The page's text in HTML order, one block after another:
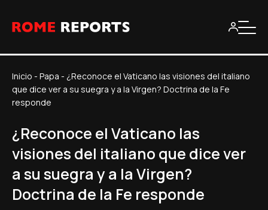
Inicio - Papa - ¿Reconoce el Vaticano las visiones del italiano
que dice ver a su suegra y a la Virgen? Doctrina de la Fe
responde
¿Reconoce el Vaticano las
visiones del italiano que dice ver
a su suegra y a la Virgen?
Doctrina de la Fe responde